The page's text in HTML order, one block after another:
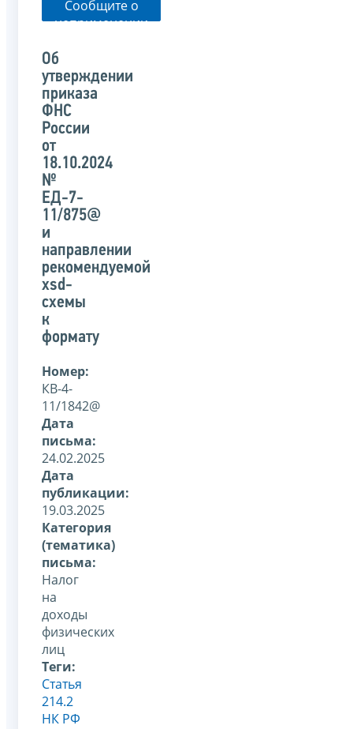
Сообщите о
неприменении
указанного
письма
Об
утверждении
приказа
ФНС
России
от
18.10.2024
№
ЕД-7-
11/875@
и
направлении
рекомендуемой
xsd-
схемы
к
формату
Номер:
КВ-4-
11/1842@
Дата
письма:
24.02.2025
Дата
публикации:
19.03.2025
Категория
(тематика)
письма:
Налог
на
доходы
физических
лиц
Теги:
Статья
214.2
НК РФ